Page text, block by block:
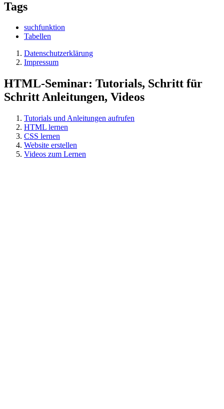
Tags
suchfunktion
Tabellen
Datenschutzerklärung
Impressum
HTML-Seminar: Tutorials, Schritt für
Schritt Anleitungen, Videos
Tutorials und Anleitungen aufrufen
HTML lernen
CSS lernen
Website erstellen
Videos zum Lernen